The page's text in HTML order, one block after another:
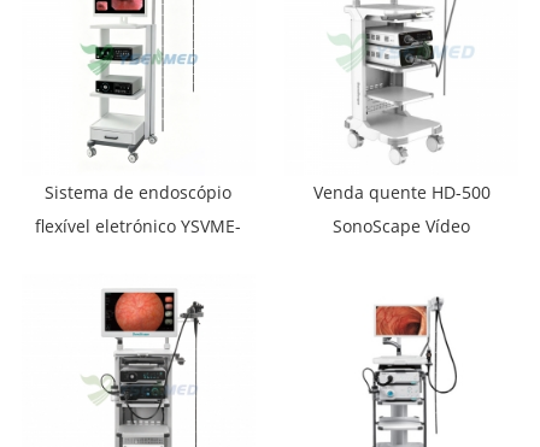
Sistema de endoscópio
flexível eletrónico YSVME-
Venda quente HD-500
SonoScape Vídeo
HD Gastroscópio E
Colonoscópio Conjunto
de Endoscopia